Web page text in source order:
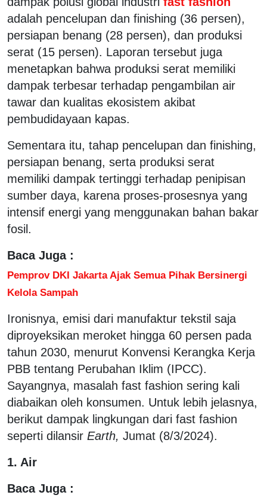
adalah pencelupan dan finishing (36 persen),
persiapan benang (28 persen), dan produksi
serat (15 persen). Laporan tersebut juga
menetapkan bahwa produksi serat memiliki
dampak terbesar terhadap pengambilan air
tawar dan kualitas ekosistem akibat
pembudidayaan kapas.
Sementara itu, tahap pencelupan dan finishing,
persiapan benang, serta produksi serat
memiliki dampak tertinggi terhadap penipisan
sumber daya, karena proses-prosesnya yang
intensif energi yang menggunakan bahan bakar
fosil.
Baca Juga :
Pemprov DKI Jakarta Ajak Semua Pihak Bersinergi
Kelola Sampah
Ironisnya, emisi dari manufaktur tekstil saja
diproyeksikan meroket hingga 60 persen pada
tahun 2030, menurut Konvensi Kerangka Kerja
PBB tentang Perubahan Iklim (IPCC).
Sayangnya, masalah fast fashion sering kali
diabaikan oleh konsumen. Untuk lebih jelasnya,
berikut dampak lingkungan dari fast fashion
seperti dilansir Earth, Jumat (8/3/2024).
1. Air
Baca Juga :